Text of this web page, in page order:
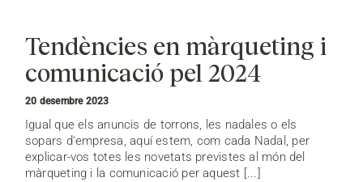
Tendències en màrqueting i
comunicació pel 2024
20 desembre 2023
Igual que els anuncis de torrons, les nadales o els
sopars d'empresa, aquí estem, com cada Nadal, per
explicar-vos totes les novetats previstes al món del
màrqueting i la comunicació per aquest [...]